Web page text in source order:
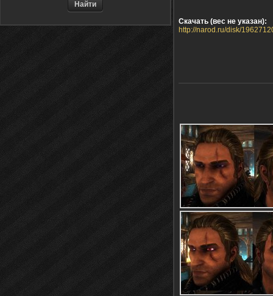
Скачать (вес не указан):
http://narod.ru/disk/